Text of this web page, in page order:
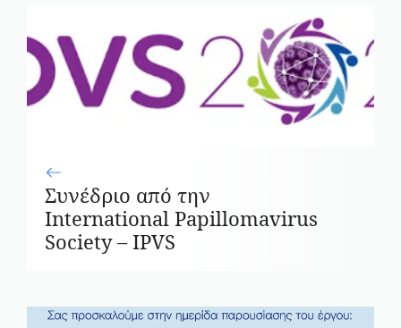
Συνέδριο από την
International Papillomavirus
Society – IPVS